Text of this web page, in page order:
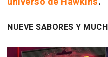
NUEVE SABORES Y